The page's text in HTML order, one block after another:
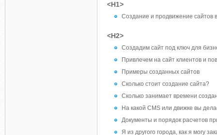
<H1>
Создание и продвижение сайтов
<H2>
Создадим сайт под ключ для
Привлечем на сайт клиентов и
Примеры созданных сайтов
Сколько стоит создание сайта?
Сколько занимает времени
На какой CMS или движке вы
Документы и порядок расчетов
Я из другого города, как я могу